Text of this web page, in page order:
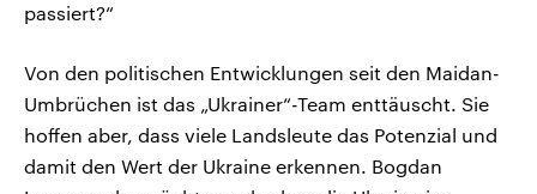
passiert?“
Von den politischen Entwicklungen seit den Maidan-
Umbrüchen ist das „Ukrainer“-Team enttäuscht. Sie
hoffen aber, dass viele Landsleute das Potenzial und
damit den Wert der Ukraine erkennen. Bogdan